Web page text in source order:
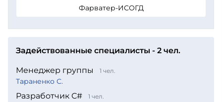
Фарватер-ИСОГД
Задействованные специалисты - 2 чел.
Менеджер группы 1 чел.
Тараненко С.
Разработчик С# 1 чел.